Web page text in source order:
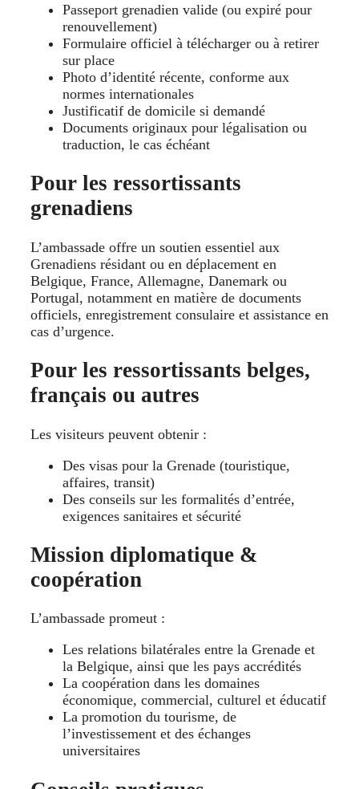
Passeport grenadien valide (ou expiré pour
renouvellement)
Formulaire officiel à télécharger ou à retirer
sur place
Photo d’identité récente, conforme aux
normes internationales
Justificatif de domicile si demandé
Documents originaux pour légalisation ou
traduction, le cas échéant
Pour les ressortissants
grenadiens
L’ambassade offre un soutien essentiel aux
Grenadiens résidant ou en déplacement en
Belgique, France, Allemagne, Danemark ou
Portugal, notamment en matière de documents
officiels, enregistrement consulaire et assistance en
cas d’urgence.
Pour les ressortissants belges,
français ou autres
Les visiteurs peuvent obtenir :
Des visas pour la Grenade (touristique,
affaires, transit)
Des conseils sur les formalités d’entrée,
exigences sanitaires et sécurité
Mission diplomatique &
coopération
L’ambassade promeut :
Les relations bilatérales entre la Grenade et
la Belgique, ainsi que les pays accrédités
La coopération dans les domaines
économique, commercial, culturel et éducatif
La promotion du tourisme, de
l’investissement et des échanges
universitaires